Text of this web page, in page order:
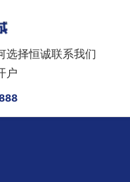
选择恒诚联系我们
户